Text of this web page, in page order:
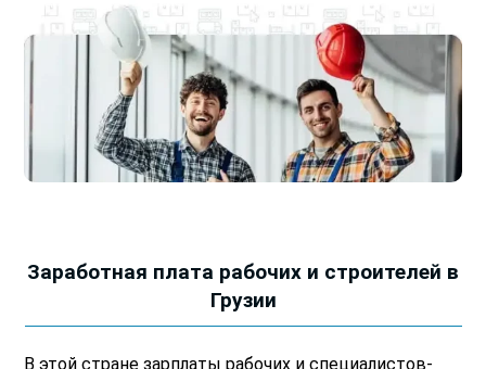
Заработная плата рабочих и строителей в
Грузии
В этой стране зарплаты рабочих и специалистов-